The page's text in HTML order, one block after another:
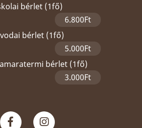
bérlet (1fő)
6.800Ft
bérlet (1fő)
5.000Ft
bérlet (1fő)
3.000Ft